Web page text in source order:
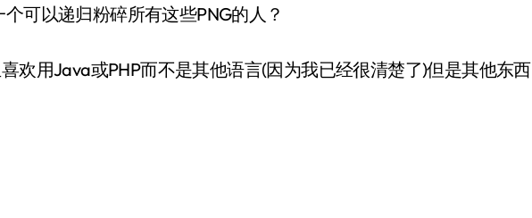
可以递归粉碎所有这些PNG的人？
欢用Java或PHP而不是其他语言(因为我已经很清楚了)但是其他东西